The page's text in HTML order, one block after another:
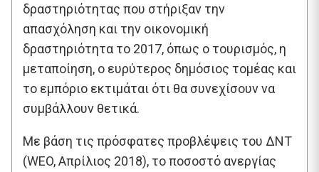
δραστηριότητας που στήριξαν την
απασχόληση και την οικονομική
δραστηριότητα το 2017, όπως ο τουρισμός, η
μεταποίηση, ο ευρύτερος δημόσιος τομέας και
το εμπόριο εκτιμάται ότι θα συνεχίσουν να
συμβάλλουν θετικά.
Με βάση τις πρόσφατες προβλέψεις του ΔΝΤ
(WEO, Απρίλιος 2018), το ποσοστό ανεργίας